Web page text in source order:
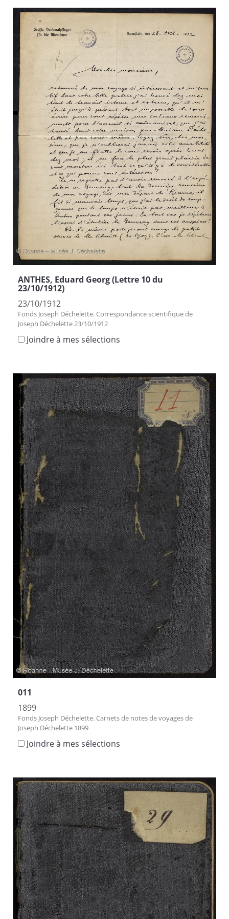
ANTHES, Eduard Georg (Lettre 10 du
23/10/1912)
23/10/1912
Fonds Joseph Déchelette. Correspondance scientifique de
Joseph Déchelette 23/10/1912
Joindre à mes sélections
011
1899
Fonds Joseph Déchelette. Carnets de notes de voyages de
Joseph Déchelette 1899
Joindre à mes sélections